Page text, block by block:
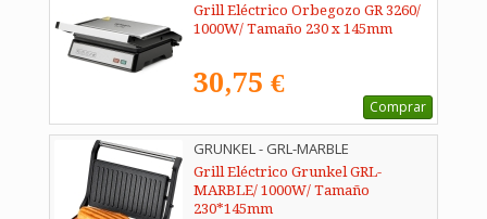
Grill Eléctrico Orbegozo GR 3260/
1000W/ Tamaño 230 x 145mm
30,75 €
Comprar
GRUNKEL - GRL-MARBLE
Grill Eléctrico Grunkel GRL-
MARBLE/ 1000W/ Tamaño
230*145mm